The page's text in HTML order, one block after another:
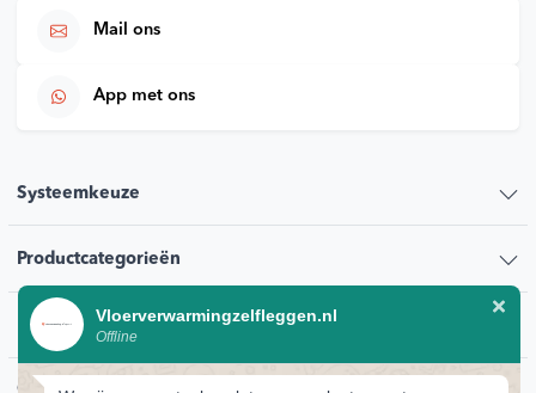
Mail ons
App met ons
Systeemkeuze
Productcategorieën
Klantenservice
Vloerverwarmingzelfleggen.nl
Offline